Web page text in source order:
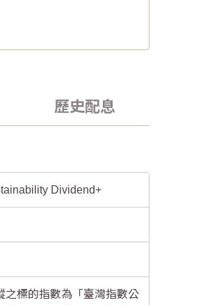
歷史配息
Dividend+
之標的指數為「臺灣指數公